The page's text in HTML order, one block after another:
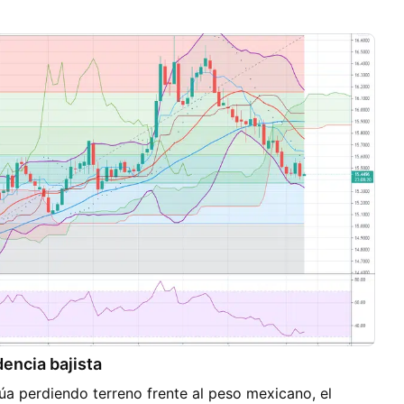
poder hacer una predicción. Esta publicación no
para los comerciantes, su único propósito es
disponible de diferentes analistas y
el comercio de divisas y criptomonedas no es
con dinero que puedas permitirte perder, el
un indicador de resultados futuros. Obten una guia
ingresando a welcome.baxiamarkets.com
bajista
perdiendo terreno frente al peso mexicano, el